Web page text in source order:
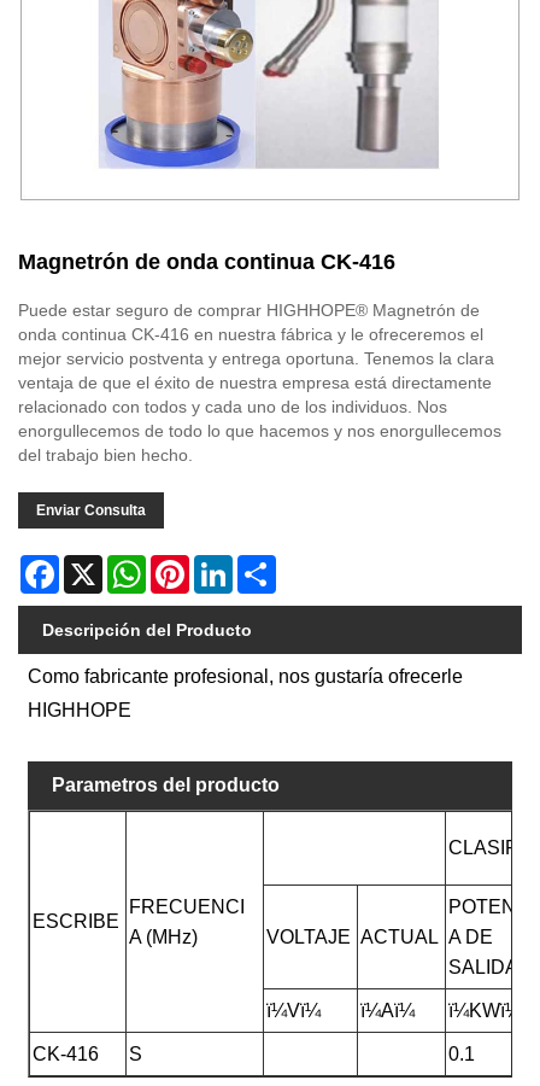
Magnetrón de onda continua CK-416
Puede estar seguro de comprar HIGHHOPE® Magnetrón de
onda continua CK-416 en nuestra fábrica y le ofreceremos el
mejor servicio postventa y entrega oportuna. Tenemos la clara
ventaja de que el éxito de nuestra empresa está directamente
relacionado con todos y cada uno de los individuos. Nos
enorgullecemos de todo lo que hacemos y nos enorgullecemos
del trabajo bien hecho.
Enviar Consulta
Facebook
X WhatsAppPinterestLinkedIn
Descripción del Producto
Como fabricante profesional, nos gustaría ofrecerle
HIGHHOPE
Parametros del producto
ESCRIBE
FRECUENCI
A (MHz)
VOLTAJE ACTUAL
POTENCI
A DE
SALIDA
ï¼Vï¼ ï¼Aï¼ ï¼KWï¼
CK-416 S 0.1